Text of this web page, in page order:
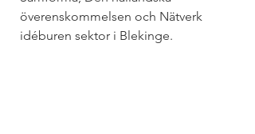
överenskommelsen och Nätverk
idéburen sektor i Blekinge.